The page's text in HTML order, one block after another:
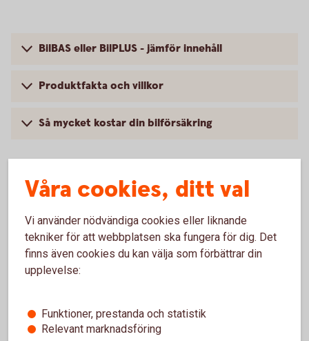
BilBAS eller BilPLUS - jämför innehåll
Produktfakta och villkor
Så mycket kostar din bilförsäkring
Vanliga frågor om att försäkra
Renault
Trafik, hel och halv – vad är det för skillnad på
När slutar den tidigare ägarens försäkring att
gälla?
Våra cookies, ditt val
Vi använder nödvändiga cookies eller liknande
tekniker för att webbplatsen ska fungera för dig. Det
finns även cookies du kan välja som förbättrar din
upplevelse:
Funktioner, prestanda och statistik
Relevant marknadsföring